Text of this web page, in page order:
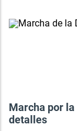
Marcha por
detalles